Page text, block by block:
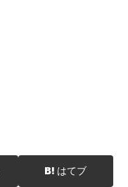
はてブ